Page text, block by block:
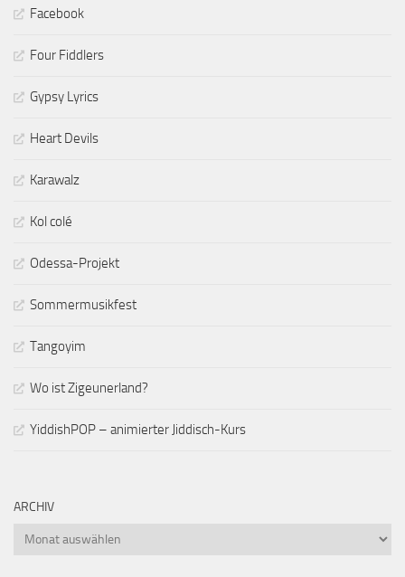
Facebook
Four Fiddlers
Gypsy Lyrics
Heart Devils
Karawalz
Kol colé
Odessa-Projekt
Sommermusikfest
Tangoyim
Wo ist Zigeunerland?
YiddishPOP – animierter Jiddisch-Kurs
ARCHIV
Archiv